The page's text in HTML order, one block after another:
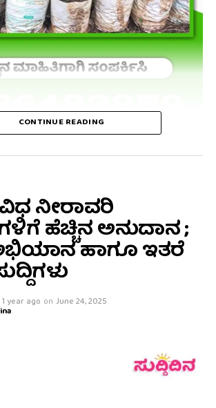
CONTINUE READING
ನೀರಾವರಿ
ಹೆಚ್ಚಿನ ಅನುದಾನ ;
ಹಾಗೂ ಇತರೆ
1 year ago on June 24, 2025